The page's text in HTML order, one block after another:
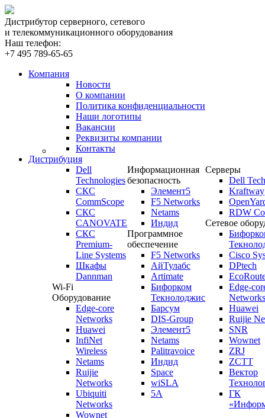
Дистрибутор серверного, сетевого
и телекоммуникационного оборудования
Наш телефон:
+7 495 789-65-65
Компания
Новости
О компании
Политика конфиденциальности
Наши логотипы
Вакансии
Реквизиты компании
Контакты
Дистрибуция
Dell
Technologies
СКС
CommScope
СКС
CANOVATE
СКС
Premium-
Line Systems
Шкафы
Dannman
Wi-Fi
Оборудование
Edge-core
Networks
Huawei
InfiNet
Wireless
Netams
Ruijie
Networks
Ubiquiti
Networks
Wownet
Информационная
безопасность
Элемент5
F5 Networks
Netams
Индид
Программное
обеспечение
F5 Networks
АйТулабс
Artimate
Бифорком
Текнолоджис
Барсум
DIS-Group
Элемент5
Netams
Palitravoice
Индид
Space
wiSLA
5A
Серверы
Dell
Kraftway
RDW
Сетевое
Cisco
DPtech
Edge-
Networks
Huawei
Ruijie
SNR
Wownet
ZRJ
ZCTT
Вектор
ГК